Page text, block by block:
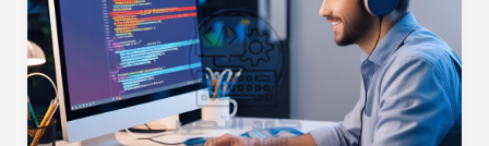
محررات
اكواد
على
الهواتف
و